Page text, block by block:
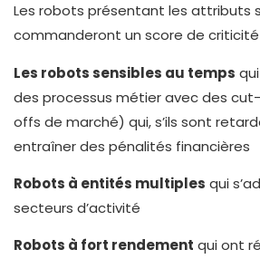
Les robots présentant les attributs
commanderont un score de criticité
Les robots sensibles au temps
des processus métier avec des
offs de marché) qui, s’ils sont
entraîner des pénalités financières
Robots à entités multiples qui
secteurs d’activité
Robots à fort rendement qui ont